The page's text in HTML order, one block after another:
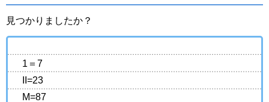
見つかりましたか？
1＝7
II=23
M=87